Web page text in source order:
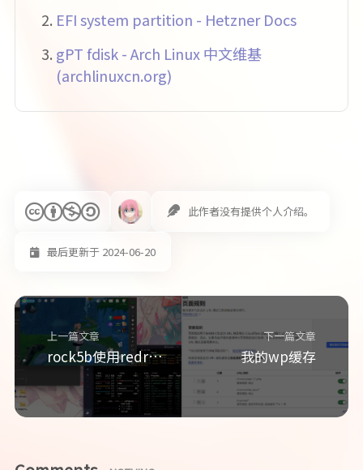
EFI system partition - Hetzner Docs
gPT fdisk - Arch Linux 中文维基
(archlinuxcn.org)
此作者没有提供个人介绍。
最后更新于 2024-06-20
上一篇文章
rock5b使用redroid
下一篇文章
我的wp缓存